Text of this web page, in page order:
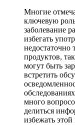
Многие
ключевую
заболевание
избегать
недостаточно
продуктов,
могут быть
встретить
много
делиться
избежать